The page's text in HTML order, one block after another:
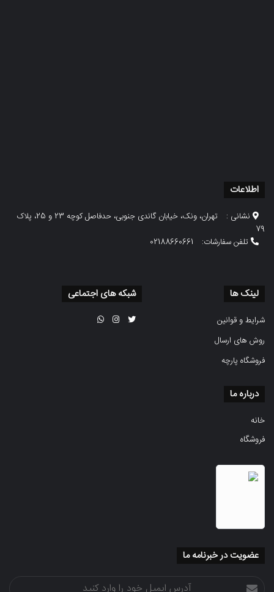
اطلاعات
نشانی :
تهران، ونک، خیابان گاندی جنوبی، حدفاصل کوچه 23 و 25، پلاک
79
تلفن سفارشات:
02188660661
لینک ها
شرایط و قوانین
روش های ارسال
فروشگاه پارچه
شبکه های اجتماعی
درباره ما
خانه
فروشگاه
عضویت در خبرنامه ما
آدرس